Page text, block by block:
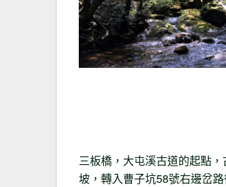
三板橋，大屯溪古道的起點
坡，轉入曹子坑58號右邊岔